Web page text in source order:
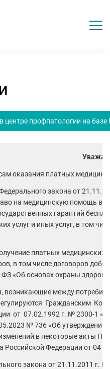
центре профпатологии на
оказания платных
закона от
на медицинскую помощь в
гарантий
услуг и иных услуг, в том
платных медицинских
в том числе договоров
«Об основах охраны
между
Гражданским
от 07.02.1992 г. № 2300-1 «О
№ 736 «Об
в некоторые акты
Российской Федерации от 04
закона от 21.11.2011 г.